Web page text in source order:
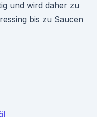
und wird daher zu
bis zu Saucen